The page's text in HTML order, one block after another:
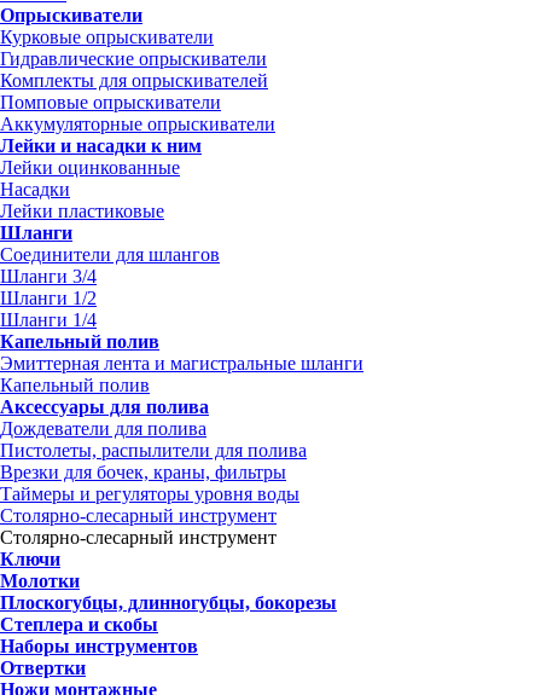
Опрыскиватели
Курковые опрыскиватели
Гидравлические опрыскиватели
Комплекты для опрыскивателей
Помповые опрыскиватели
Аккумуляторные опрыскиватели
Лейки и насадки к ним
Лейки оцинкованные
Насадки
Лейки пластиковые
Шланги
Соединители для шлангов
Шланги 3/4
Шланги 1/2
Шланги 1/4
Капельный полив
Эмиттерная лента и магистральные шланги
Капельный полив
Аксессуары для полива
Дождеватели для полива
Пистолеты, распылители для полива
Врезки для бочек, краны, фильтры
Таймеры и регуляторы уровня воды
Столярно-слесарный инструмент
Столярно-слесарный инструмент
Ключи
Молотки
Плоскогубцы, длинногубцы, бокорезы
Степлера и скобы
Наборы инструментов
Отвертки
Ножи монтажные